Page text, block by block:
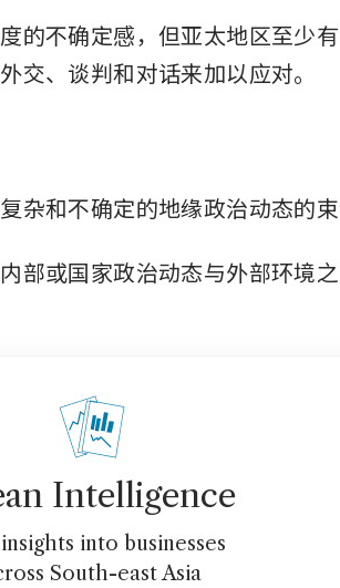
的不确定感，但亚太地区至少
交、谈判和对话来加以应对。
杂和不确定的地缘政治动态的
部或国家政治动态与外部环境
Intelligence
into businesses
South-east Asia